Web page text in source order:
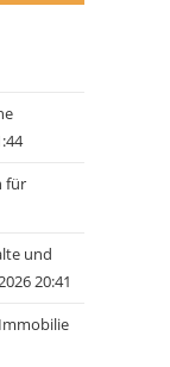
für
und
20:41